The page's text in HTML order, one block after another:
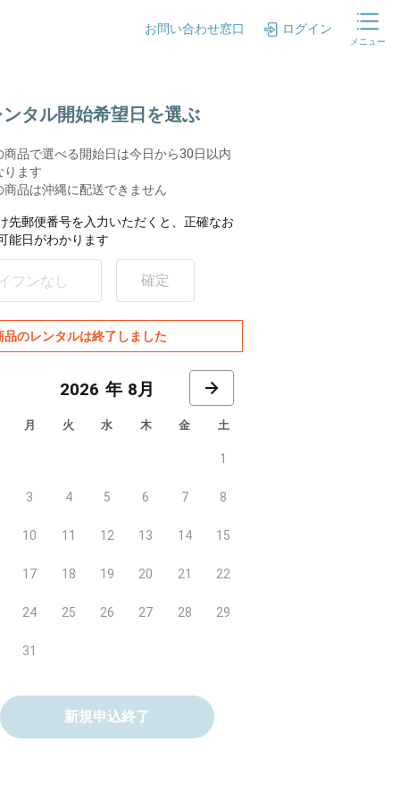
お問い合わせ窓口 ログイン
メニュー
ンタル開始希望日を選ぶ
商品で選べる開始日は今日から30日以内
ります
商品は沖縄に配送できません
先郵便番号を入力いただくと、正確なお
能日がわかります
確定
品のレンタルは終了しました
8月
月 火 水 木 金 土
1
3 4 5 6 7 8
10 11 12 13 14 15
17 18 19 20 21 22
24 25 26 27 28 29
31
新規申込終了